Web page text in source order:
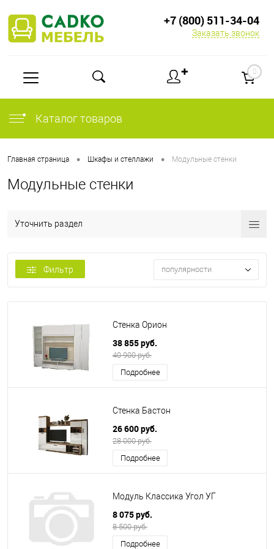
+7 (800) 511-34-04
Заказать звонок
✚ 0
Каталог товаров
Главная страница • Шкафы и стеллажи • Модульные стенки
Модульные стенки
Уточнить раздел
Фильтр популярности
Стенка Орион
38 855 руб.
40 900 руб.
Подробнее
Стенка Бастон
26 600 руб.
28 000 руб.
Подробнее
Модуль Классика Угол УГ
8 075 руб.
8 500 руб.
Подробнее